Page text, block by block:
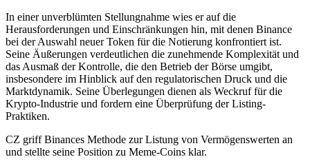
In einer unverblümten Stellungnahme wies er auf die
Herausforderungen und Einschränkungen hin, mit denen Binance
bei der Auswahl neuer Token für die Notierung konfrontiert ist.
Seine Äußerungen verdeutlichen die zunehmende Komplexität und
das Ausmaß der Kontrolle, die den Betrieb der Börse umgibt,
insbesondere im Hinblick auf den regulatorischen Druck und die
Marktdynamik. Seine Überlegungen dienen als Weckruf für die
Krypto-Industrie und fordern eine Überprüfung der Listing-
Praktiken.
CZ griff Binances Methode zur Listung von Vermögenswerten an
und stellte seine Position zu Meme-Coins klar.